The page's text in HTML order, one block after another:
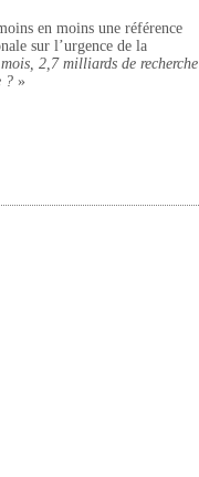
en moins une référence
sur l’urgence de la
2,7 milliards de recherche
? »